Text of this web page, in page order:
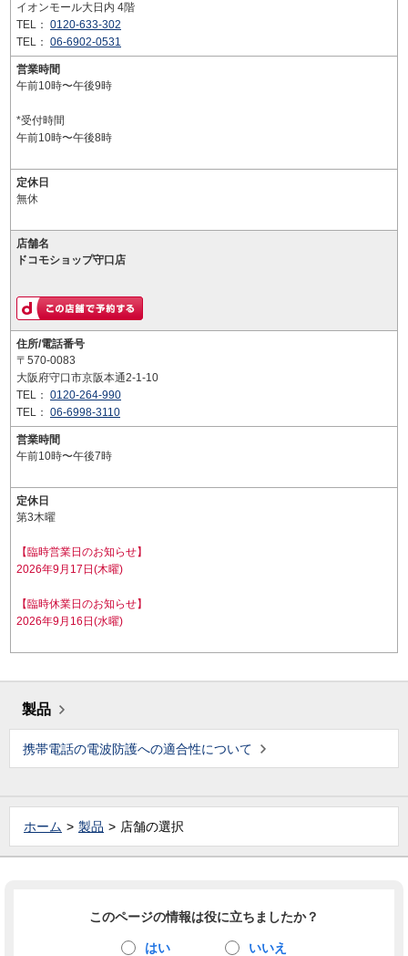
イオンモール大日内 4階
TEL： 0120-633-302
TEL： 06-6902-0531
営業時間
午前10時〜午後9時
*受付時間
午前10時〜午後8時
定休日
無休
店舗名
ドコモショップ守口店
住所/電話番号
〒570-0083
大阪府守口市京阪本通2-1-10
TEL： 0120-264-990
TEL： 06-6998-3110
営業時間
午前10時〜午後7時
定休日
第3木曜
【臨時営業日のお知らせ】
2026年9月17日(木曜)
【臨時休業日のお知らせ】
2026年9月16日(水曜)
製品
携帯電話の電波防護への適合性について
ホーム 製品 店舗の選択
このページの情報は役に立ちましたか？
はい いいえ